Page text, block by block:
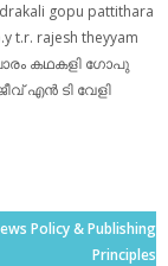
gopu pattithara
t.r. rajesh theyyam
കഥകളി ഗോപു
എൻ ടി വേളി
Policy & Publishing
Principles